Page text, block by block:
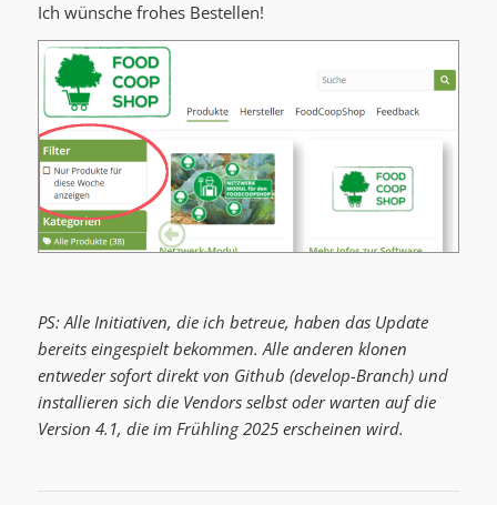
Ich wünsche frohes Bestellen!
PS: Alle Initiativen, die ich betreue, haben das Update
bereits eingespielt bekommen. Alle anderen klonen
entweder sofort direkt von Github (develop-Branch) und
installieren sich die Vendors selbst oder warten auf die
Version 4.1, die im Frühling 2025 erscheinen wird.